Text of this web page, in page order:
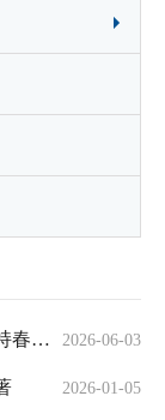
2026-06-03
亿元
2026-01-05